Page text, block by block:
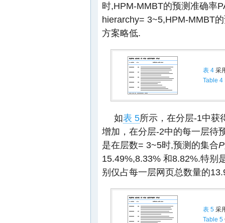
时,HPM-MMBT的预测准确率
hierarchy= 3~5,HPM-MMBT
方案略低.
表 4采
Table 4
如表 5所示，在分层-1中获
增加，在分层-2中的每一层待
是在层数= 3~5时,预测的集合P
15.49%,8.33% 和8.82%.特别
别仅占每一层网页总数量的
表 5采
Table 5